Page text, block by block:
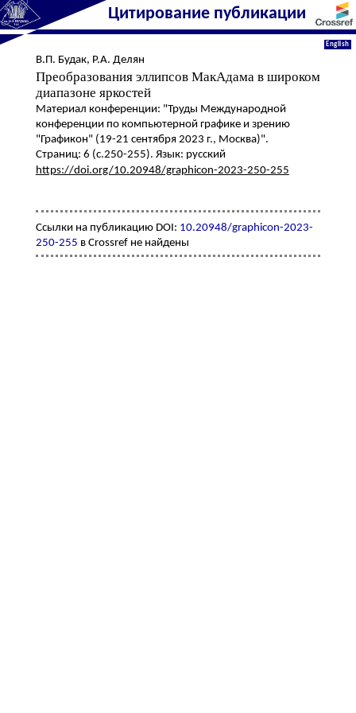
Цитирование публикации
English
В.П. Будак, Р.А. Делян
Преобразования эллипсов МакАдама в широком
диапазоне яркостей
Материал конференции: "Труды Международной
конференции по компьютерной графике и зрению
"Графикон" (19-21 сентября 2023 г., Москва)".
Страниц: 6 (с.250-255). Язык: русский
https://doi.org/10.20948/graphicon-2023-250-255
Ссылки на публикацию DOI: 10.20948/graphicon-2023-
250-255 в Crossref не найдены